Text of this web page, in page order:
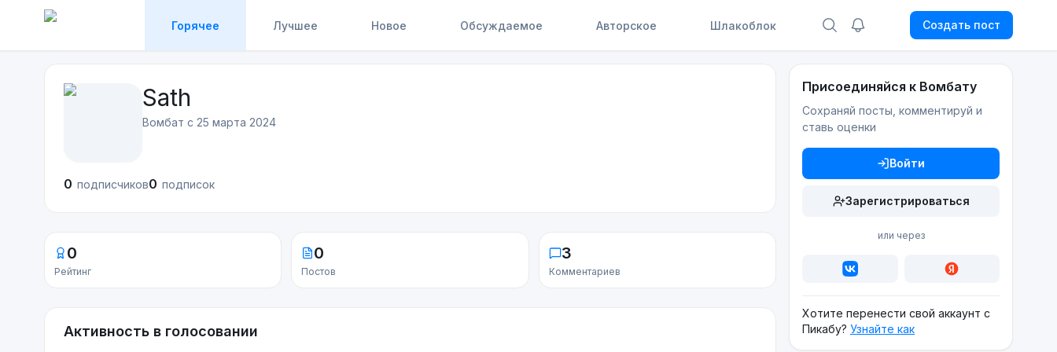
Горячее Лучшее Новое Обсуждаемое Авторское Шлакоблок Создать пост
Sath
Вомбат с 25 марта 2024
0 подписчиков0 подписок
0
Рейтинг
0
Постов
3
Комментариев
Активность в голосовании
Присоединяйся к Вомбату
Сохраняй посты, комментируй и
ставь оценки
Войти
Зарегистрироваться
или через
Хотите перенести свой аккаунт с
Пикабу? Узнайте как